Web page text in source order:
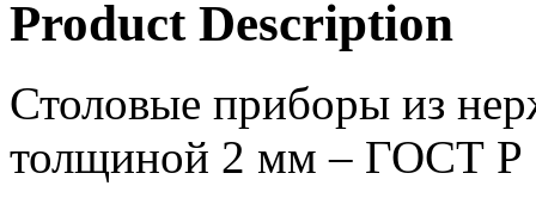
Product Description
Столовые приборы из
толщиной 2 мм – ГОСТ Р